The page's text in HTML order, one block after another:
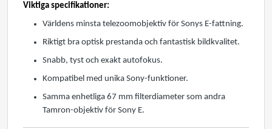
Viktiga specifikationer:
Världens minsta telezoomobjektiv för Sonys E-fattning.
Riktigt bra optisk prestanda och fantastisk bildkvalitet.
Snabb, tyst och exakt autofokus.
Kompatibel med unika Sony-funktioner.
Samma enhetliga 67 mm filterdiameter som andra
Tamron-objektiv för Sony E.